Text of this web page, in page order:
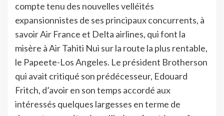
compte tenu des nouvelles velléités
expansionnistes de ses principaux concurrents, à
savoir Air France et Delta airlines, qui font la
misère à Air Tahiti Nui sur la route la plus rentable,
le Papeete-Los Angeles. Le président Brotherson
qui avait critiqué son prédécesseur, Edouard
Fritch, d’avoir en son temps accordé aux
intéressés quelques largesses en terme de